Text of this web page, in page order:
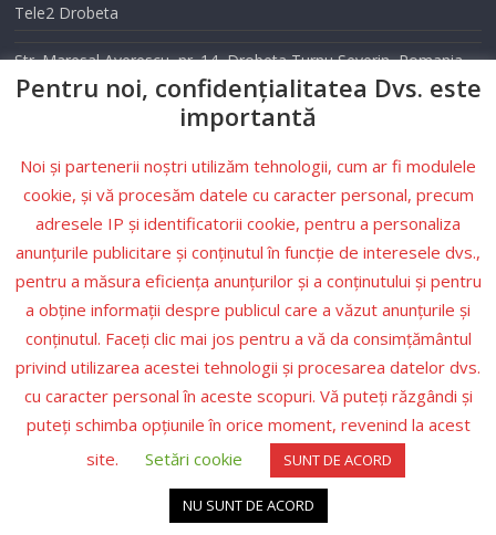
Tele2 Drobeta
Str. Maresal Averescu, nr. 14, Drobeta Turnu Severin, Romania
Telefon: 0352 405 500
Email: info@tele2drobeta.ro
Website: tele2drobeta.ro
Condiții
Politica de
confidențialitate
Legea nr.506/2004
Copyright © 2026. All rights reserved. Https://Turist-Info.ro
Pentru noi, confidențialitatea Dvs. este
importantă
Noi și partenerii noștri utilizăm tehnologii, cum ar fi modulele
cookie, și vă procesăm datele cu caracter personal, precum
adresele IP și identificatorii cookie, pentru a personaliza
anunțurile publicitare și conținutul în funcție de interesele dvs.,
pentru a măsura eficiența anunțurilor și a conținutului și pentru
a obține informații despre publicul care a văzut anunțurile și
conținutul. Faceți clic mai jos pentru a vă da consimțământul
privind utilizarea acestei tehnologii și procesarea datelor dvs.
cu caracter personal în aceste scopuri. Vă puteți răzgândi și
puteți schimba opțiunile în orice moment, revenind la acest
site.
Setări cookie SUNT DE ACORD
NU SUNT DE ACORD